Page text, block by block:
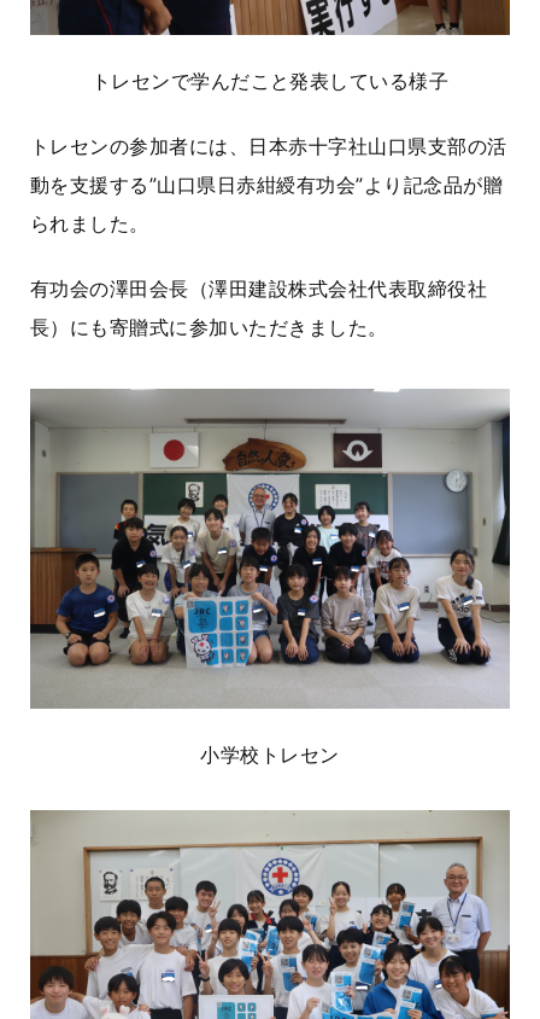
トレセンで学んだこと発表している様子
トレセンの参加者には、日本赤十字社山口県支部の活
動を支援する”山口県日赤紺綬有功会”より記念品が贈
られました。
有功会の澤田会長（澤田建設株式会社代表取締役社
長）にも寄贈式に参加いただきました。
小学校トレセン